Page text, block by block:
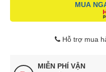
MUA
Hỗ trợ mua
MIỄN PHÍ VẬN